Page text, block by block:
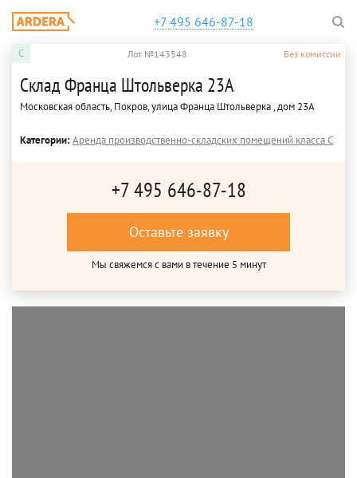
+7 495 646-87-18
C Лот №143548 Без комиссии
Склад Франца Штольверка 23А
Московская область, Покров, улица Франца Штольверка , дом 23А
Категории:Аренда производственно-складских помещений класса C
+7 495 646-87-18
Оставьте заявку
Мы свяжемся с вами в течение 5 минут